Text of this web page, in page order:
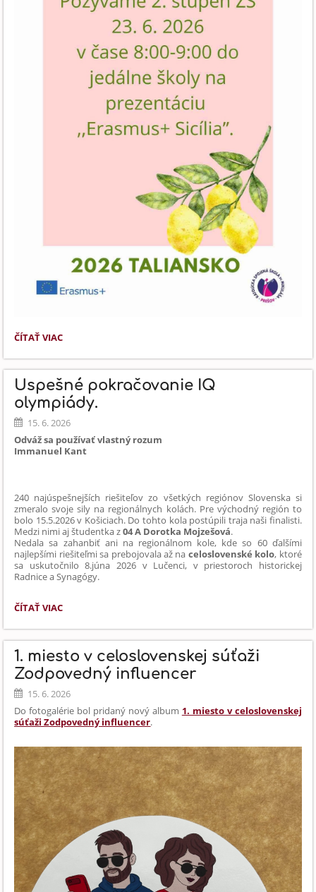
SICÍLIA
NAŠICH
ČÍTAŤ VIAC
Úspešné pokračovanie IQ
olympiády.
15. 6. 2026
Odváž sa používať vlastný rozum
Immanuel Kant
240 najúspešnejších riešiteľov zo všetkých regiónov Slovenska si
zmeralo svoje sily na regionálnych kolách. Pre východný región to
bolo 15.5.2026 v Košiciach. Do tohto kola postúpili traja naši finalisti.
Medzi nimi aj študentka z04 A Dorotka Mojzešová.
Nedala sa zahanbiť ani na regionálnom kole, kde so 60 ďalšími
najlepšími riešiteľmi sa prebojovala až na celoslovenské kolo, ktoré
sa uskutočnilo 8.júna 2026 v Lučenci, v priestoroch historickej
Radnice a Synagógy.
ÚSPEŠNÉ
IQ
OLYMPIÁDY.:
ČÍTAŤ VIAC
1. miesto v celoslovenskej súťaži
Zodpovedný influencer
15. 6. 2026
Do fotogalérie bol pridaný nový album 1. miesto v celoslovenskej
súťaži Zodpovedný influencer.